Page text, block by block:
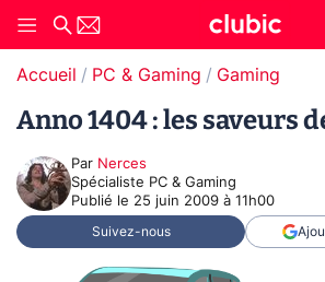
Accueil PC & Gaming Gaming
Anno 1404 : les saveurs
Par Nerces
Spécialiste PC & Gaming
Publié le 25 juin 2009 à 11h00
Suivez-nous